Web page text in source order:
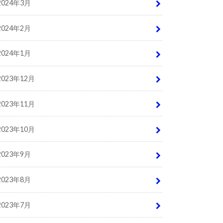
年3月
年2月
年1月
年12月
年11月
年10月
年9月
年8月
年7月